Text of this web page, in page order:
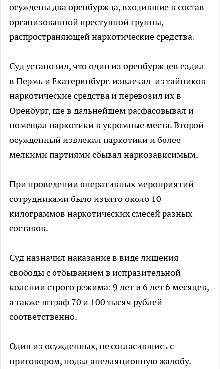
осуждены два оренбуржца, входившие в состав
организованной преступной группы,
распространяющей наркотические средства.
Суд установил, что один из оренбуржцев ездил
в Пермь и Екатеринбург, извлекал из тайников
наркотические средства и перевозил их в
Оренбург, где в дальнейшем расфасовывал и
помещал наркотики в укромные места. Второй
осужденный извлекал наркотики и более
мелкими партиями сбывал наркозависимым.
При проведении оперативных мероприятий
сотрудниками было изъято около 10
килограммов наркотических смесей разных
составов.
Суд назначил наказание в виде лишения
свободы с отбыванием в исправительной
колонии строго режима: 9 лет и 6 лет 6 месяцев,
а также штраф 70 и 100 тысяч рублей
соответственно.
Один из осужденных, не согласившись с
приговором, подал апелляционную жалобу.